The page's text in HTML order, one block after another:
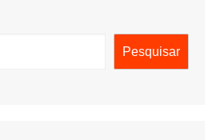
Pesquisar